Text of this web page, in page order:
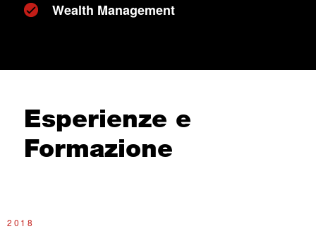
Wealth Management
Esperienze e
Formazione
2018